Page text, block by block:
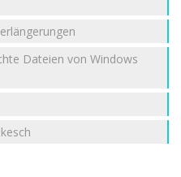
Dateien von Windows